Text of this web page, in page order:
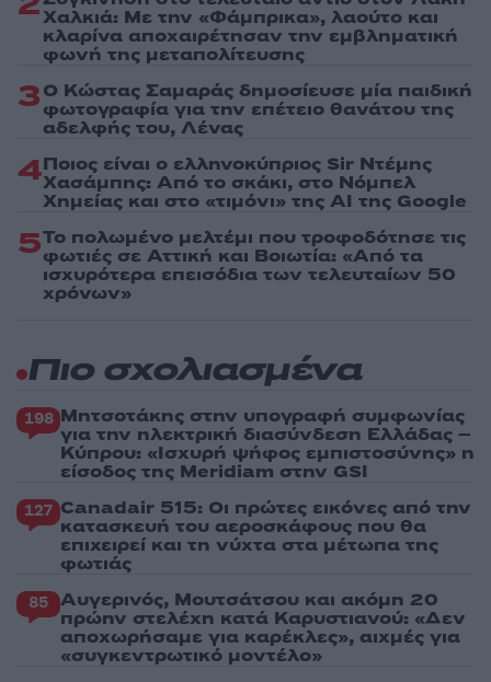
Χαλκιά: Με την «Φάμπρικα», λαούτο και
κλαρίνα αποχαιρέτησαν την εμβληματική
φωνή της μεταπολίτευσης
3Ο Κώστας Σαμαράς δημοσίευσε μία παιδική
φωτογραφία για την επέτειο θανάτου της
αδελφής του, Λένας
4Ποιος είναι ο ελληνοκύπριος Sir Ντέμης
Χασάμπης: Από το σκάκι, στο Νόμπελ
Χημείας και στο «τιμόνι» της AI της Google
5Το πολωμένο μελτέμι που τροφοδότησε τις
φωτιές σε Αττική και Βοιωτία: «Από τα
ισχυρότερα επεισόδια των τελευταίων 50
χρόνων»
Πιο σχολιασμένα
198 Μητσοτάκης στην υπογραφή συμφωνίας
για την ηλεκτρική διασύνδεση Ελλάδας –
Κύπρου: «Ισχυρή ψήφος εμπιστοσύνης» η
είσοδος της Meridiam στην GSI
127 Canadair 515: Οι πρώτες εικόνες από την
κατασκευή του αεροσκάφους που θα
επιχειρεί και τη νύχτα στα μέτωπα της
φωτιάς
85 Αυγερινός, Μουτσάτσου και ακόμη 20
πρώην στελέχη κατά Καρυστιανού: «Δεν
αποχωρήσαμε για καρέκλες», αιχμές για
«συγκεντρωτικό μοντέλο»